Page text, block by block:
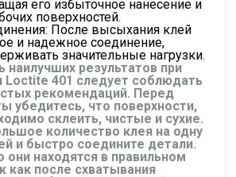
его избыточное нанесение и
поверхностей.
После высыхания клей
и надежное соединение,
значительные нагрузки.
наилучших результатов при
Loctite 401 следует соблюдать
рекомендаций. Перед
убедитесь, что поверхности,
склеить, чистые и сухие.
количество клея на одну
и быстро соедините детали.
они находятся в правильном
как после схватывания